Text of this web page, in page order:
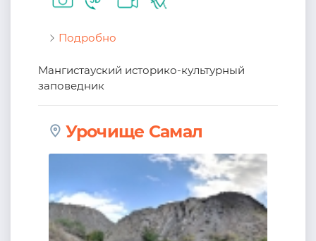
Подробно
Мангистауский историко-культурный
заповедник
Урочище Самал